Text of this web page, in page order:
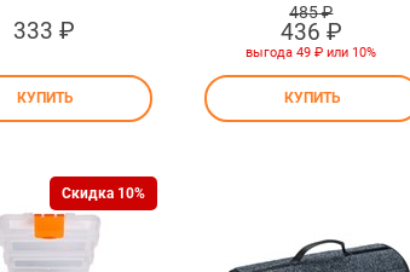
333 ₽
КУПИТЬ
485 ₽
436 ₽
выгода49 ₽ или 10%
КУПИТЬ
Скидка 10%